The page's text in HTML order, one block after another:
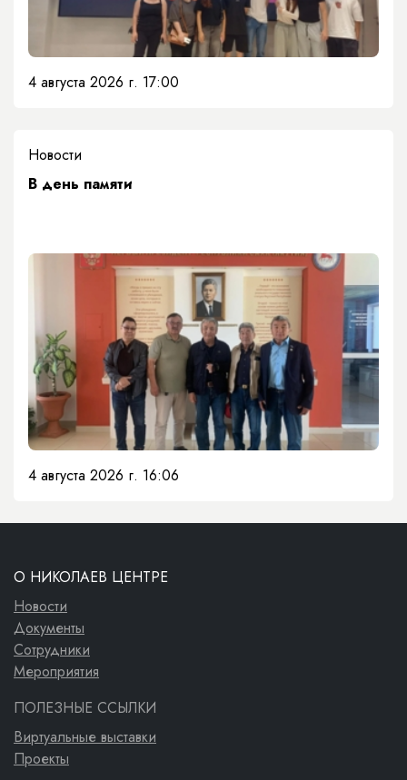
4 августа 2026 г. 17:00
Новости
​В день памяти
4 августа 2026 г. 16:06
О НИКОЛАЕВ ЦЕНТРЕ
Новости
Документы
Сотрудники
Мероприятия
ПОЛЕЗНЫЕ ССЫЛКИ
Виртуальные выставки
Проекты